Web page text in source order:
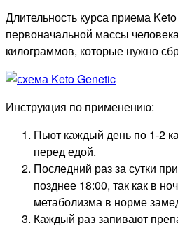
Длительность курса приема
первоначальной массы
килограммов, которые нужно
Инструкция по применению:
Пьют каждый день по 1-2
перед едой.
Последний раз за сутки
позднее 18:00, так как в
метаболизма в норме
Каждый раз запивают